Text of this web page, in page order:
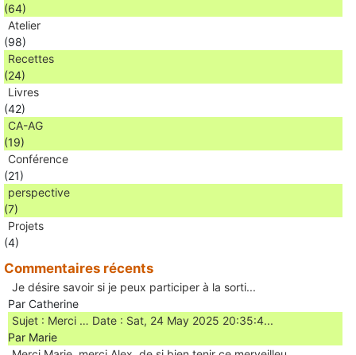
(64)
Atelier
(98)
Recettes
(24)
Livres
(42)
CA-AG
(19)
Conférence
(21)
perspective
(7)
Projets
(4)
Commentaires récents
Je désire savoir si je peux participer à la sorti...
Par Catherine
Sujet : Merci … Date : Sat, 24 May 2025 20:35:4...
Par Marie